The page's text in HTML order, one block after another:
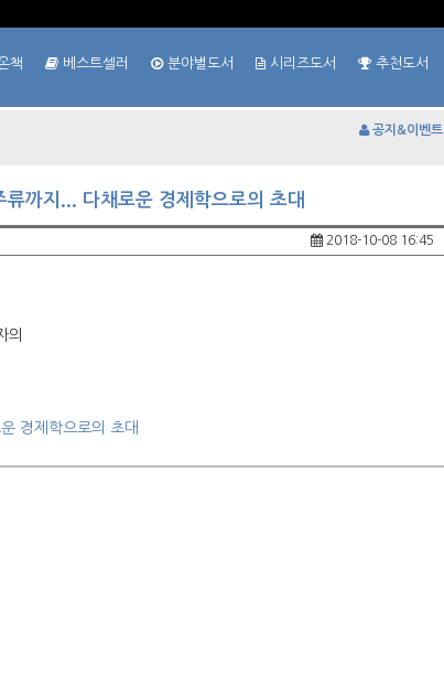
책 베스트셀러 분야별도서 시리즈도서 추천도서
공지&이벤트
류까지... 다채로운 경제학으로의 초대
2018-10-08 16:45
의
경제학으로의 초대